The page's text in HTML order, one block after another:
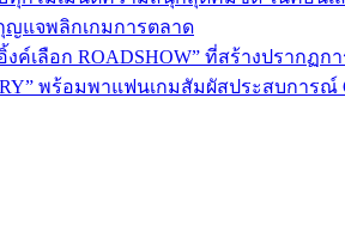
กุญแจพลิกเกมการตลาด
ค์เลือก ROADSHOW” ที่สร้างปราก
พร้อมพาแฟนเกมสัมผัสประสบการณ์